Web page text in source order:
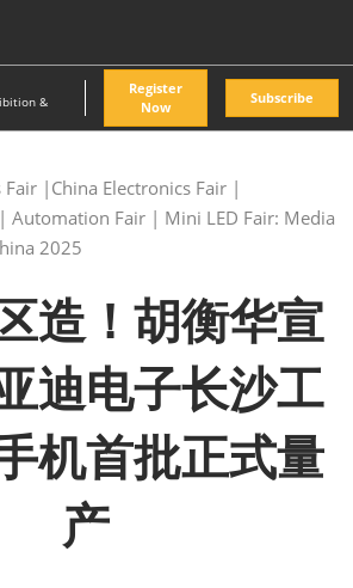
&
Register
Now
Subscribe
Fair |China Electronics Fair |
Automation Fair | Mini LED Fair: Media
2025
造！胡衡华宣
迪电子长沙工
机首批正式量
产